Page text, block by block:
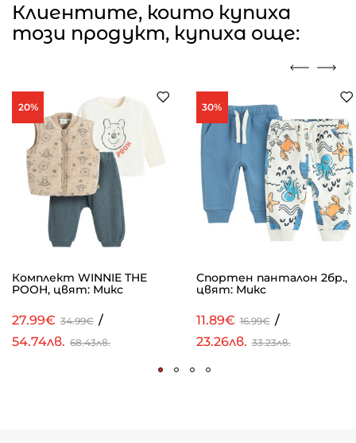
Клиентите, които купиха
този продукт, купиха още:
20%
Комплект WINNIE THE
POOH, цвят: Микс
27.99€ 34.99€ /
54.74лв. 68.43лв.
30%
Спортен панталон 2бр.,
цвят: Микс
11.89€ 16.99€ /
23.26лв. 33.23лв.